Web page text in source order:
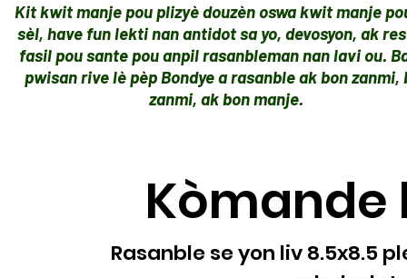
Kit kwit manje pou plizyè douzèn oswa kwit manje
sèl, have fun lekti nan antidot sa yo, devosyon, ak
fasil pou sante pou anpil rasanbleman nan lavi ou.
pwisan rive lè pèp Bondye a rasanble ak bon zanmi,
zanmi, ak bon manje.
Kòmande
Rasanble se yon liv 8.5x8.5